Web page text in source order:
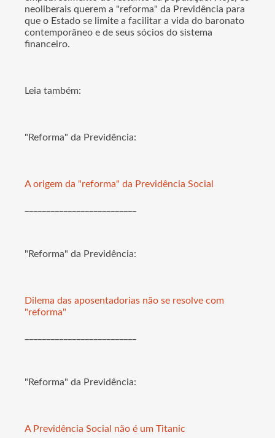
neoliberais querem a "reforma" da Previdência para
que o Estado se limite a facilitar a vida do baronato
contemporâneo e de seus sócios do sistema
financeiro.
Leia também:
"Reforma" da Previdência:
A origem da "reforma" da Previdência Social
"Reforma" da Previdência:
Dilema das aposentadorias não se resolve com
"reforma"
"Reforma" da Previdência:
A Previdência Social não é um Titanic